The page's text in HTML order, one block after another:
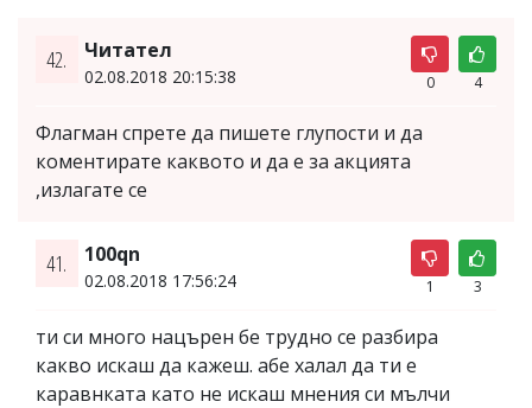
42. Читател
02.08.2018 20:15:38 0 4
Флагман спрете да пишете глупости и да
коментирате каквото и да е за акцията
,излагате се
41. 100qn
02.08.2018 17:56:24 1 3
ти си много нацърен бе трудно се разбира
какво искаш да кажеш. абе халал да ти е
каравнката като не искаш мнения си мълчи